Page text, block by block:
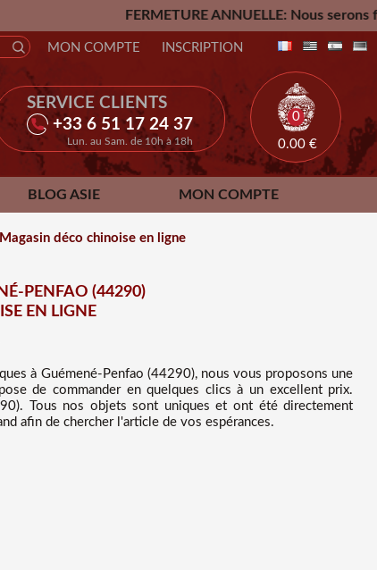
FERMETURE ANNUELLE: Nous serons fermés du
SERVICE CLIENTS
+33 6 51 17 24 37
Lun. au Sam. de 10h à 18h
MON COMPTE INSCRIPTION
0
0.00 €
BLOG ASIE MON COMPTE
déco chinoise en ligne
PENFAO (44290)
EN LIGNE
à Guémené-Penfao (44290), nous vous proposons une
de commander en quelques clics à un excellent prix.
Tous nos objets sont uniques et ont été directement
afin de chercher l'article de vos espérances.